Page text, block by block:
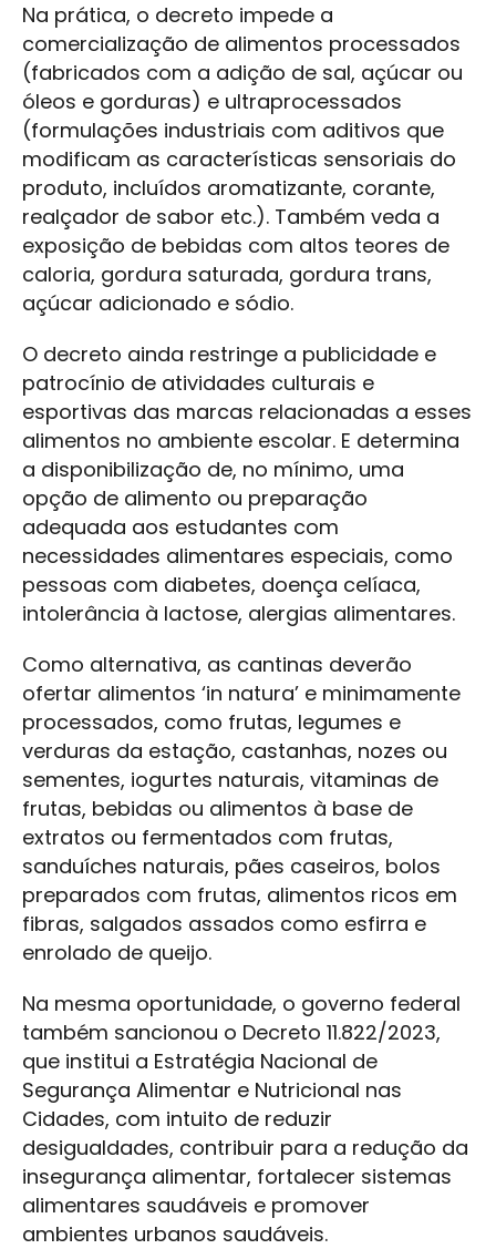
Na prática, o decreto impede a
comercialização de alimentos processados
(fabricados com a adição de sal, açúcar ou
óleos e gorduras) e ultraprocessados
(formulações industriais com aditivos que
modificam as características sensoriais do
produto, incluídos aromatizante, corante,
realçador de sabor etc.). Também veda a
exposição de bebidas com altos teores de
caloria, gordura saturada, gordura trans,
açúcar adicionado e sódio.
O decreto ainda restringe a publicidade e
patrocínio de atividades culturais e
esportivas das marcas relacionadas a esses
alimentos no ambiente escolar. E determina
a disponibilização de, no mínimo, uma
opção de alimento ou preparação
adequada aos estudantes com
necessidades alimentares especiais, como
pessoas com diabetes, doença celíaca,
intolerância à lactose, alergias alimentares.
Como alternativa, as cantinas deverão
ofertar alimentos ‘in natura’ e minimamente
processados, como frutas, legumes e
verduras da estação, castanhas, nozes ou
sementes, iogurtes naturais, vitaminas de
frutas, bebidas ou alimentos à base de
extratos ou fermentados com frutas,
sanduíches naturais, pães caseiros, bolos
preparados com frutas, alimentos ricos em
fibras, salgados assados como esfirra e
enrolado de queijo.
Na mesma oportunidade, o governo federal
também sancionou o Decreto 11.822/2023,
que institui a Estratégia Nacional de
Segurança Alimentar e Nutricional nas
Cidades, com intuito de reduzir
desigualdades, contribuir para a redução da
insegurança alimentar, fortalecer sistemas
alimentares saudáveis e promover
ambientes urbanos saudáveis.